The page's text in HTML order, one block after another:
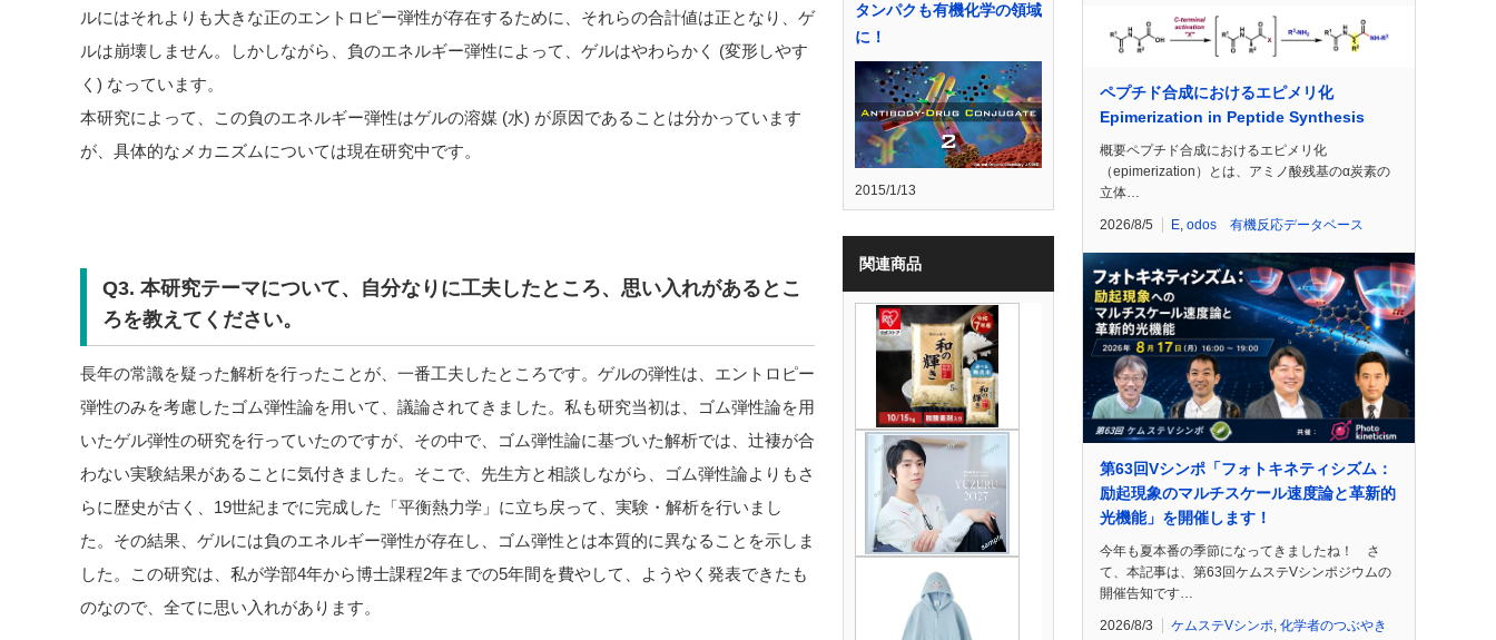
ルにはそれよりも大きな正のエントロピー弾性が存在するために、それらの合計値は正となり、ゲ
ルは崩壊しません。しかしながら、負のエネルギー弾性によって、ゲルはやわらかく (変形しやす
く) なっています。
本研究によって、この負のエネルギー弾性はゲルの溶媒 (水) が原因であることは分かっています
が、具体的なメカニズムについては現在研究中です。
Q3. 本研究テーマについて、自分なりに工夫したところ、思い入れがあるとこ
ろを教えてください。
長年の常識を疑った解析を行ったことが、一番工夫したところです。ゲルの弾性は、エントロピー
弾性のみを考慮したゴム弾性論を用いて、議論されてきました。私も研究当初は、ゴム弾性論を用
いたゲル弾性の研究を行っていたのですが、その中で、ゴム弾性論に基づいた解析では、辻褄が合
わない実験結果があることに気付きました。そこで、先生方と相談しながら、ゴム弾性論よりもさ
らに歴史が古く、19世紀までに完成した「平衡熱力学」に立ち戻って、実験・解析を行いまし
た。その結果、ゲルには負のエネルギー弾性が存在し、ゴム弾性とは本質的に異なることを示しま
した。この研究は、私が学部4年から博士課程2年までの5年間を費やして、ようやく発表できたも
のなので、全てに思い入れがあります。
タンパクも有機化学の領域
に！
2015/1/13
関連商品
ペプチド合成におけるエピメリ化
Epimerization in Peptide Synthesis
概要ペプチド合成におけるエピメリ化
（epimerization）とは、アミノ酸残基のα炭素の
立体…
2026/8/5 E odos 有機反応データベース
第63回Vシンポ「フォトキネティシズム：
励起現象のマルチスケール速度論と革新的
光機能」を開催します！
今年も夏本番の季節になってきましたね！ さ
て、本記事は、第63回ケムステVシンポジウムの
開催告知です…
2026/8/3 ケムステVシンポ, 化学者のつぶやき